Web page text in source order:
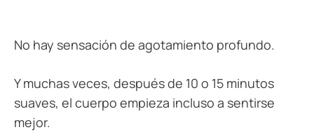
No hay sensación de agotamiento profundo.
Y muchas veces, después de 10 o 15 minutos
suaves, el cuerpo empieza incluso a sentirse
mejor.